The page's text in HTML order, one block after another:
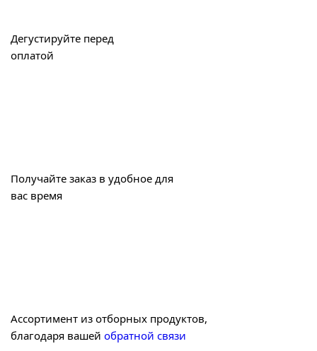
Дегустируйте перед
оплатой
Получайте заказ в удобное для
вас время
Ассортимент из отборных продуктов,
благодаря вашей обратной связи